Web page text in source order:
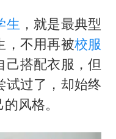
生 ，就是最典型
，不用再被校服
己搭配衣服，但
试过了，却始终
风格。